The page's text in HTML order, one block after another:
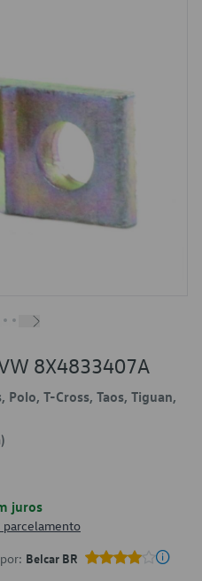
8X4833407A
Polo, T-Cross, Taos, Tiguan,
juros
parcelamento
Belcar BR